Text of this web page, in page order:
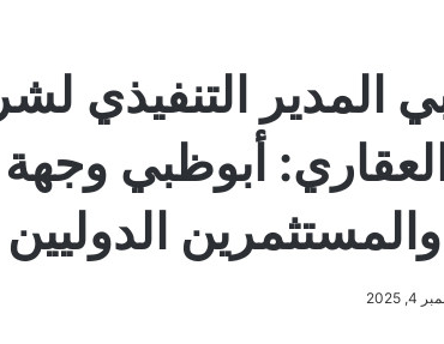
المدير التنفيذي
أبوظبي
الدوليين
2025